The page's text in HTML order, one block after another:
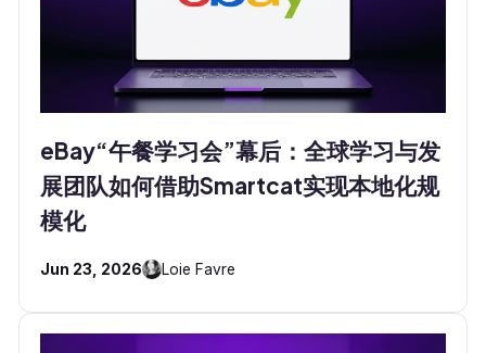
eBay“午餐学习会”幕后：全球学习与发
展团队如何借助Smartcat实现本地化规
模化
Jun 23, 2026 Loie Favre